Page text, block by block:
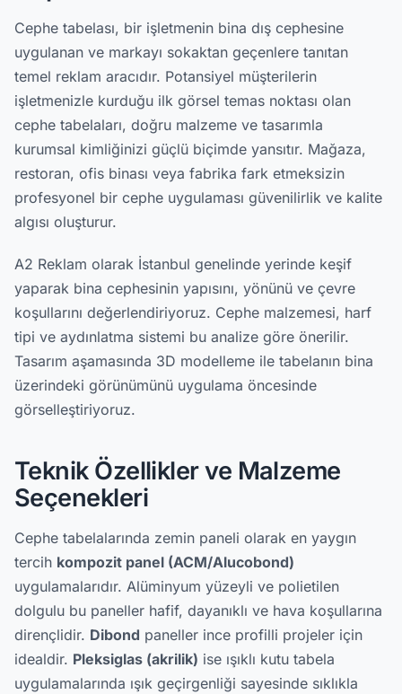
Cephe tabelası, bir işletmenin bina dış cephesine
uygulanan ve markayı sokaktan geçenlere tanıtan
temel reklam aracıdır. Potansiyel müşterilerin
işletmenizle kurduğu ilk görsel temas noktası olan
cephe tabelaları, doğru malzeme ve tasarımla
kurumsal kimliğinizi güçlü biçimde yansıtır. Mağaza,
restoran, ofis binası veya fabrika fark etmeksizin
profesyonel bir cephe uygulaması güvenilirlik ve kalite
algısı oluşturur.
A2 Reklam olarak İstanbul genelinde yerinde keşif
yaparak bina cephesinin yapısını, yönünü ve çevre
koşullarını değerlendiriyoruz. Cephe malzemesi, harf
tipi ve aydınlatma sistemi bu analize göre önerilir.
Tasarım aşamasında 3D modelleme ile tabelanın bina
üzerindeki görünümünü uygulama öncesinde
görselleştiriyoruz.
Teknik Özellikler ve Malzeme
Seçenekleri
Cephe tabelalarında zemin paneli olarak en yaygın
tercih kompozit panel (ACM/Alucobond)
uygulamalarıdır. Alüminyum yüzeyli ve polietilen
dolgulu bu paneller hafif, dayanıklı ve hava koşullarına
dirençlidir. Dibond paneller ince profilli projeler için
idealdir. Pleksiglas (akrilik) ise ışıklı kutu tabela
uygulamalarında ışık geçirgenliği sayesinde sıklıkla